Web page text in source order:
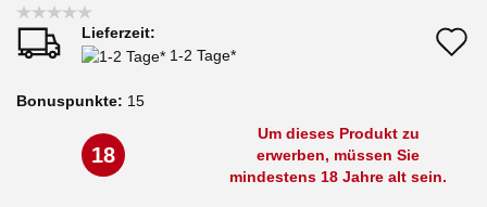
Lieferzeit:
1-2 Tage*
Bonuspunkte: 15
18
Um dieses Produkt zu
erwerben, müssen Sie
mindestens 18 Jahre alt sein.